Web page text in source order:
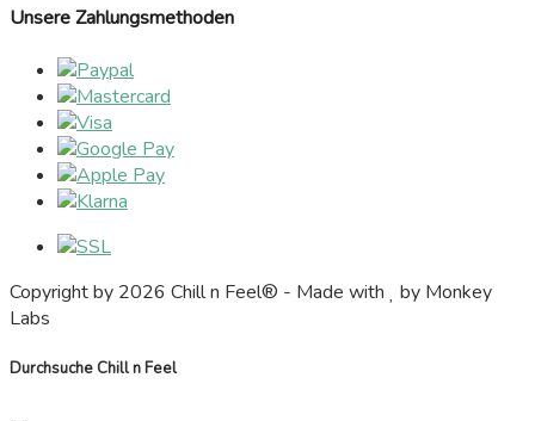
Unsere Zahlungsmethoden
Copyright by 2026 Chill n Feel® - Made with
by Monkey
Labs
Durchsuche Chill n Feel